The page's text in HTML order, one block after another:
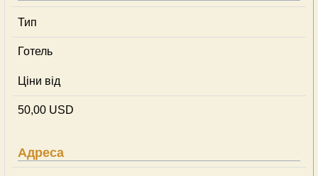
Тип
Готель
Ціни від
50,00 USD
Адреса